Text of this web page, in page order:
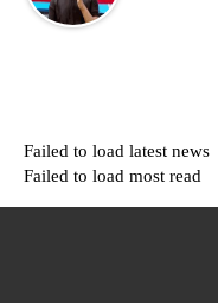
Failed to load latest news
Failed to load most read